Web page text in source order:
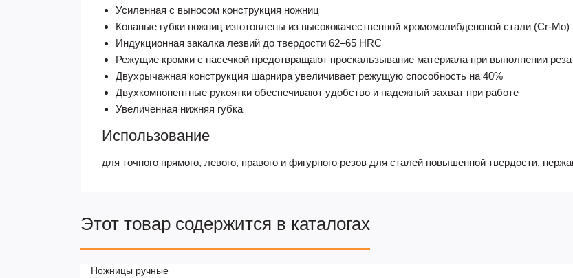
Усиленная с выносом конструкция ножниц
Кованые губки ножниц изготовлены из высококачественной хромомолибденовой стали (Cr-Mo)
Индукционная закалка лезвий до твердости 62–65 HRC
Режущие кромки с насечкой предотвращают проскальзывание материала при выполнении реза
Двухрычажная конструкция шарнира увеличивает режущую способность на 40%
Двухкомпонентные рукоятки обеспечивают удобство и надежный захват при работе
Увеличенная нижняя губка
Использование
для точного прямого, левого, правого и фигурного резов для сталей повышенной твердости,
Этот товар содержится в каталогах
Ножницы ручные